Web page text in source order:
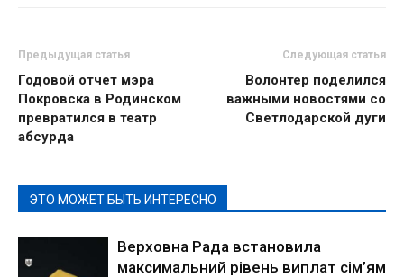
Предыдущая статья
Годовой отчет мэра
Покровска в Родинском
превратился в театр
абсурда
Следующая статья
Волонтер поделился
важными новостями со
Светлодарской дуги
ЭТО МОЖЕТ БЫТЬ ИНТЕРЕСНО
Верховна Рада встановила
максимальний рівень виплат сім’ям